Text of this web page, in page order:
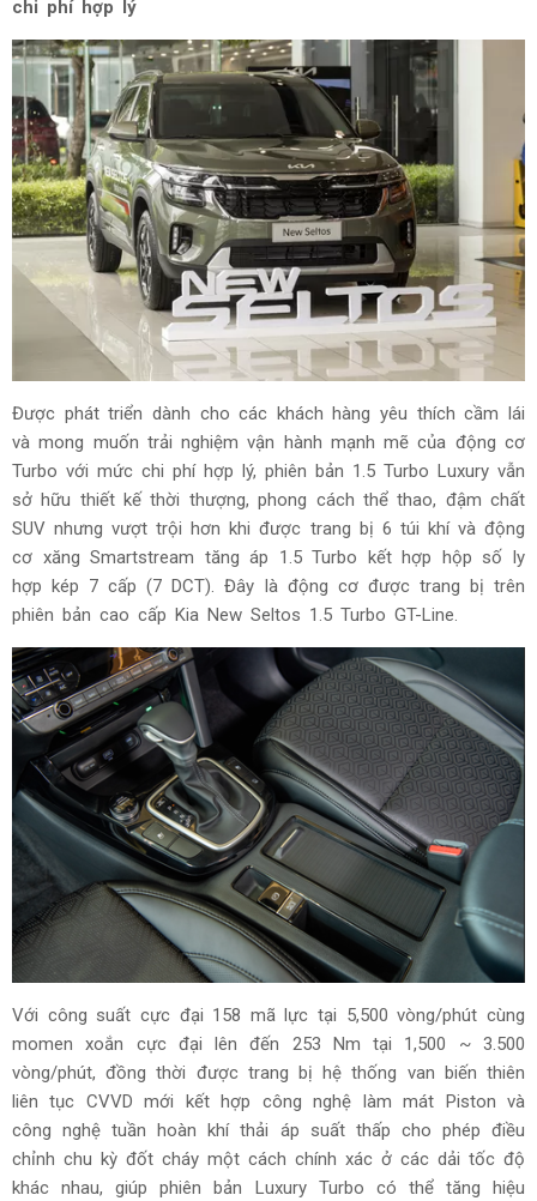
chi phí hợp lý
Được phát triển dành cho các khách hàng yêu thích cầm lái
và mong muốn trải nghiệm vận hành mạnh mẽ của động cơ
Turbo với mức chi phí hợp lý, phiên bản 1.5 Turbo Luxury vẫn
sở hữu thiết kế thời thượng, phong cách thể thao, đậm chất
SUV nhưng vượt trội hơn khi được trang bị 6 túi khí và động
cơ xăng Smartstream tăng áp 1.5 Turbo kết hợp hộp số ly
hợp kép 7 cấp (7 DCT). Đây là động cơ được trang bị trên
phiên bản cao cấp Kia New Seltos 1.5 Turbo GT-Line.
Với công suất cực đại 158 mã lực tại 5,500 vòng/phút cùng
momen xoắn cực đại lên đến 253 Nm tại 1,500 ~ 3.500
vòng/phút, đồng thời được trang bị hệ thống van biến thiên
liên tục CVVD mới kết hợp công nghệ làm mát Piston và
công nghệ tuần hoàn khí thải áp suất thấp cho phép điều
chỉnh chu kỳ đốt cháy một cách chính xác ở các dải tốc độ
khác nhau, giúp phiên bản Luxury Turbo có thể tăng hiệu